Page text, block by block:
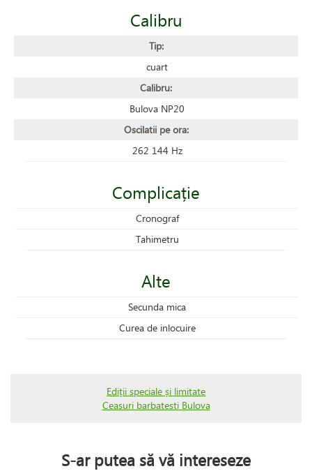
Calibru
Tip:
cuart
Calibru:
Bulova NP20
Oscilatii pe ora:
262 144 Hz
Complicație
Cronograf
Tahimetru
Alte
Secunda mica
Curea de inlocuire
Ediții speciale și limitate
Ceasuri barbatesti Bulova
S-ar putea să vă intereseze